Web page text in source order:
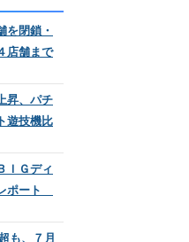
を閉鎖・
店舗まで
昇、パチ
遊技機比
ＩＧディ
ポート
も、７月